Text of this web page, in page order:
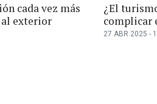
cada vez más
exterior
¿El
complicar
27 ABR 2025 -